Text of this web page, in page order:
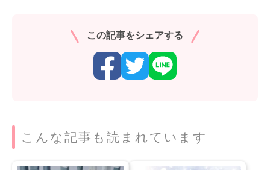
この記事をシェアする
こんな記事も読まれています